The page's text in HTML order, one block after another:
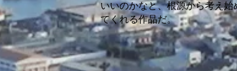
いいのかなと、根源から考え
てくれる作品だ。